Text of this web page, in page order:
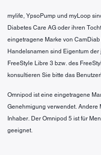
mylife, YpsoPump und myLoop
Diabetes Care AG oder ihren
eingetragene Marke von
Handelsnamen sind Eigentum
FreeStyle Libre 3 bzw. des
konsultieren Sie bitte das
Omnipod ist eine eingetragene
Genehmigung verwendet.
Inhaber. Der Omnipod 5 ist für
geeignet.